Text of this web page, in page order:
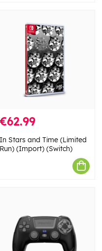
€62.99
In Stars and Time (Limited
Run) (Import) (Switch)